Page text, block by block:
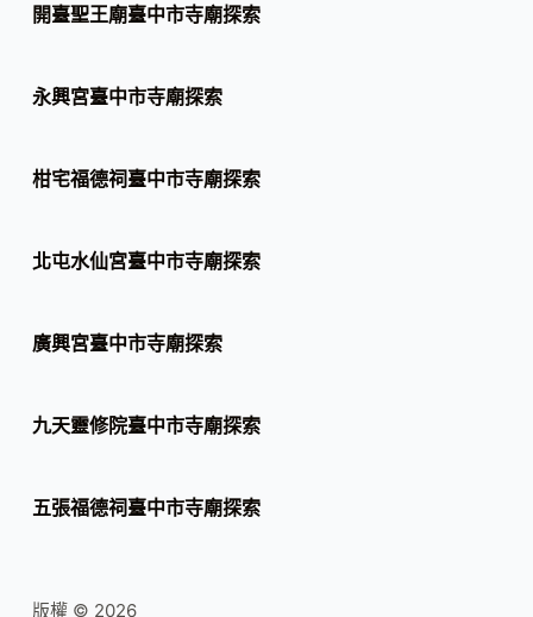
開臺聖王廟臺中市寺廟探索
永興宮臺中市寺廟探索
柑宅福德祠臺中市寺廟探索
北屯水仙宮臺中市寺廟探索
廣興宮臺中市寺廟探索
九天靈修院臺中市寺廟探索
五張福德祠臺中市寺廟探索
版權 © 2026